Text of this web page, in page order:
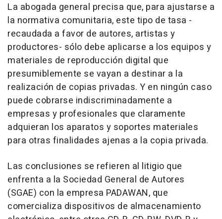
La abogada general precisa que, para ajustarse a
la normativa comunitaria, este tipo de tasa -
recaudada a favor de autores, artistas y
productores- sólo debe aplicarse a los equipos y
materiales de reproducción digital que
presumiblemente se vayan a destinar a la
realización de copias privadas. Y en ningún caso
puede cobrarse indiscriminadamente a
empresas y profesionales que claramente
adquieran los aparatos y soportes materiales
para otras finalidades ajenas a la copia privada.
Las conclusiones se refieren al litigio que
enfrenta a la Sociedad General de Autores
(SGAE) con la empresa PADAWAN, que
comercializa dispositivos de almacenamiento